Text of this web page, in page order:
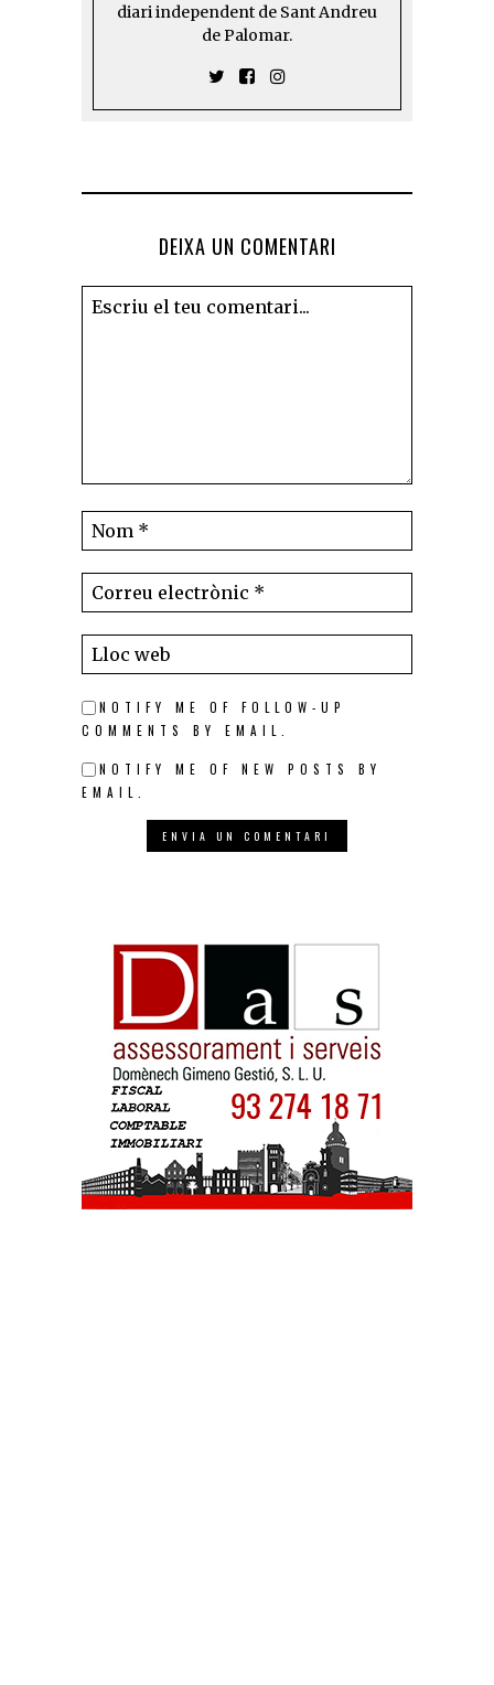
diari independent de Sant Andreu
de Palomar.
DEIXA UN COMENTARI
NOTIFY ME OF FOLLOW-UP
COMMENTS BY EMAIL.
NOTIFY ME OF NEW POSTS BY
EMAIL.